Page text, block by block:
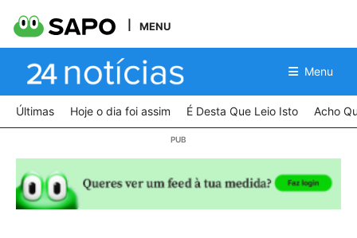
MENU
Menu
Últimas Hoje o dia foi assim É Desta Que Leio Isto Acho